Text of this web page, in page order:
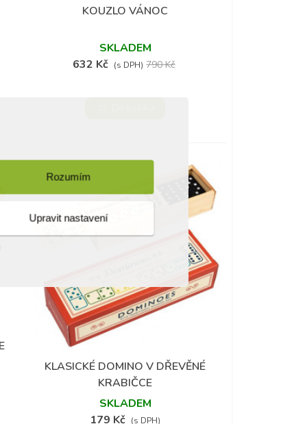
Rozumím
Upravit nastavení
Přidat do oblíbených
KOUZLO VÁNOC
SKLADEM
632 Kč (s DPH) 790 Kč
Přidat do oblíbených
KLASICKÉ DOMINO V DŘEVĚNÉ
KRABIČCE
SKLADEM
179 Kč (s DPH)